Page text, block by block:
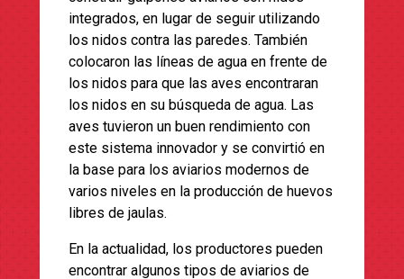
integrados, en lugar de seguir utilizando
los nidos contra las paredes. También
colocaron las líneas de agua en frente de
los nidos para que las aves encontraran
los nidos en su búsqueda de agua. Las
aves tuvieron un buen rendimiento con
este sistema innovador y se convirtió en
la base para los aviarios modernos de
varios niveles en la producción de huevos
libres de jaulas.
En la actualidad, los productores pueden
encontrar algunos tipos de aviarios de